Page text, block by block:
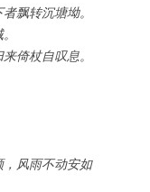
飘转沉塘坳。
倚杖自叹息。
风雨不动安如